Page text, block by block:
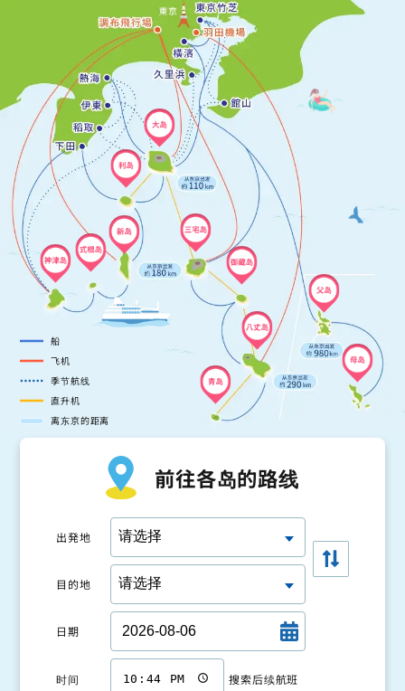
大岛
利岛
新岛
式根岛
神津岛
三宅岛
御藏岛
八丈岛
青岛
父岛
母岛
前往各岛的路线
出発地
目的地
日期
时间 搜索后续航班
船
飞机
季节航线
直升机
离东京的距离